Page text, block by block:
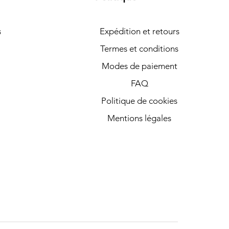
Expédition et retours
Termes et conditions
Modes de paiement
FAQ
Politique de cookies
Mentions légales